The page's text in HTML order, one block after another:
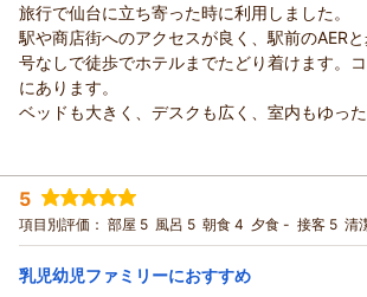
言葉をいただけたこと、そしてご家族の素敵
お手伝いができたことは、スタッフ一同感無
これからもご家族皆様で快適に、そして楽し
けるホテルを目指し、サービスの向上に努め
お客様にまたお会いできるのを楽しみにして
この度はご投稿頂きまして、誠にありがとう
支配人
（
この度はリッチモンドホテル仙台にご宿泊い
がとうございます。
また、お忙しい中温かいクチコミをお寄せい
と、重ねて御礼申し上げます。
お部屋の広さや清潔感、さらには立地の利便
お褒めの言葉を頂戴し、スタッフ一同大変
した。快適にお過ごしいただけたご様子で、
す。
「仙台に行く時にはまた泊まりたくなる」と
どもにとって最大の励みとなります。次回お
にも、より快適な滞在を提供できるよう、一
旅行で仙台に立ち寄った時に利用しました。
駅や商店街へのアクセスが良く、駅前のAER
号なしで徒歩でホテルまでたどり着けます。
にあります。
ベッドも大きく、デスクも広く、室内もゆっ
あるので何か作業をするにも、荷物の置き場
バスルームも広めに取ってあるので、ビジネ
な狭いスペースで窮屈な思いをするというこ
室内に水のペットボトルのサービスもあるの
直行すれば飲み物があるのも地味にありがたい
クもあるのも良いですね。
宿泊時期： 2026年07月宿泊 (一人旅)
投稿者： nk3228さん
宿泊プラン： 【食事なし】室数限定！別館再開記念
リンクサービス付～
シングル 食事なし
宿泊価格帯： 8,001～9,000円(大人一人あたり/税込)
5
項目別評価： 部屋 5 風呂 5 朝食 4 夕食 - 接客 5 清
乳児幼児ファミリーにおすすめ